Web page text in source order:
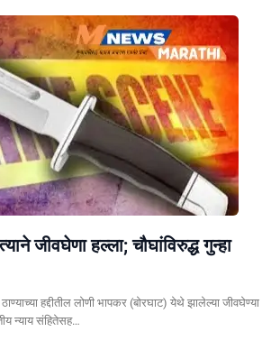
जीवघेणा हल्ला; चौघांविरुद्ध गुन्हा
हद्दीतील लोणी भापकर (बोरघाट) येथे झालेल्या जीवघेण्या
न्याय संहितेसह…